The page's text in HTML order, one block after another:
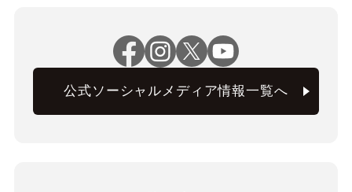
公式ソーシャルメディア情報一覧へ